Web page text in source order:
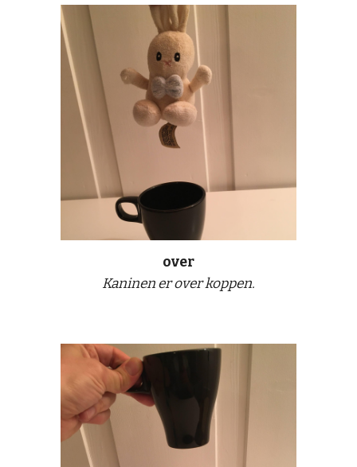
over
Kaninen er over koppen.